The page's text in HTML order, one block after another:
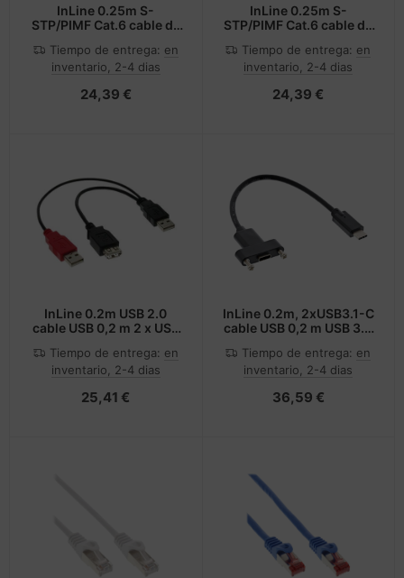
InLine 0.25m S-
STP/PIMF Cat.6 cable de
S/FTP (S-STP)
Tiempo de entrega: en
inventario, 2-4 dias
24,39 €
InLine 0.25m S-
STP/PIMF Cat.6 cable de
Cat6 S/FTP (S-STP)
Tiempo de entrega: en
inventario, 2-4 dias
24,39 €
InLine 0.2m USB 2.0
cable USB 0,2 m 2 x USB
Tiempo de entrega: en
inventario, 2-4 dias
25,41 €
InLine 0.2m, 2xUSB3.1-C
cable USB 0,2 m USB 3.2
Negro
Tiempo de entrega: en
inventario, 2-4 dias
36,59 €